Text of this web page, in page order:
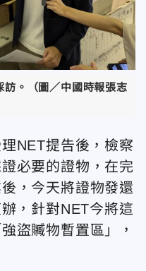
。（圖／中國時報張志
NET提告後，檢察
必要的證物，在完
，今天將證物發還
，針對NET今將這
盜贓物暫置區」，